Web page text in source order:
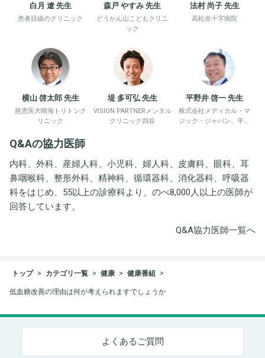
白月 遼 先生
患者目線のクリニック
森戸 やすみ 先生
どうかん山こどもクリニ
ック
法村 尚子 先生
高松赤十字病院
横山 啓太郎 先生
慈恵医大晴海トリトンク
リニック
堤 多可弘 先生
VISION PARTNERメンタル
クリニック四谷
平野井 啓一 先生
株式会社メディカル・マ
ジック・ジャパン、平野
Q&Aの協力医師
内科、外科、産婦人科、小児科、婦人科、皮膚科、眼科、耳
鼻咽喉科、整形外科、精神科、循環器科、消化器科、呼吸器
科をはじめ、55以上の診療科より、のべ8,000人以上の医師が
回答しています。
Q&A協力医師一覧へ
トップ カテゴリ一覧 健康 健康番組
低血糖改善の理由は何が考えられますでしょうか
よくあるご質問